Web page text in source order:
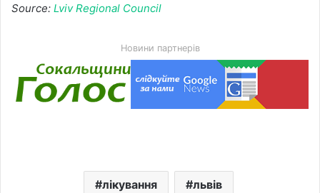
Source: Lviv Regional Council
Новини партнерів
лікування львів